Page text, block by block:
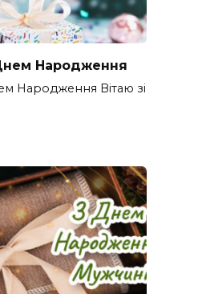
Народження
Народження Вітаю зі